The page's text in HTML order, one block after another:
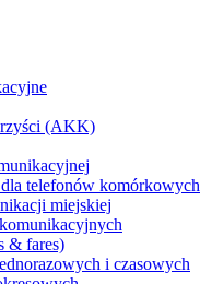
(AKK)
telefonów komórkowych
miejskiej
& fares)
i czasowych